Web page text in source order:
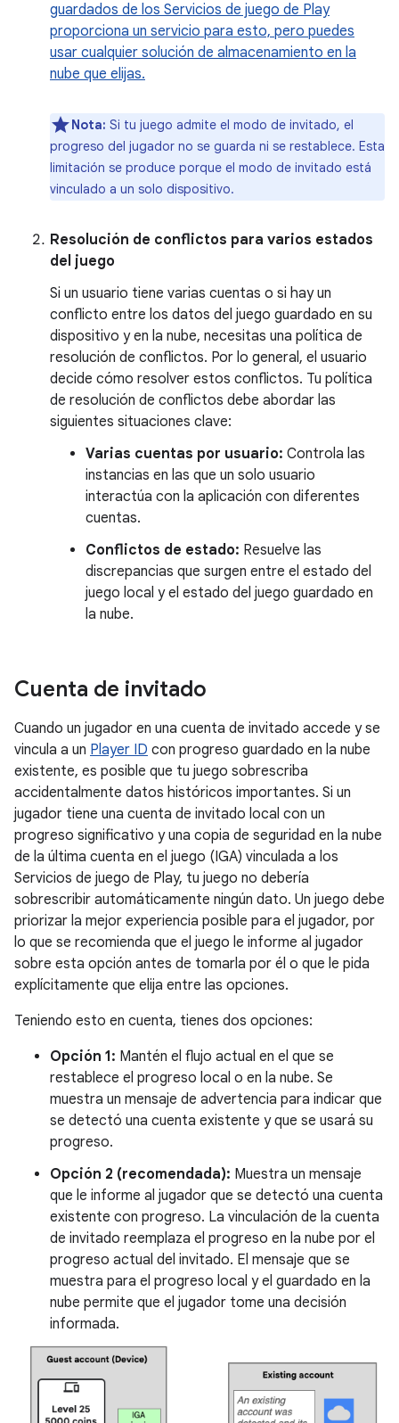
guardados de los Servicios de juego de Play
proporciona un servicio para esto, pero puedes
usar cualquier solución de almacenamiento en la
nube que elijas.
Nota: Si tu juego admite el modo de invitado, el
progreso del jugador no se guarda ni se restablece. Esta
limitación se produce porque el modo de invitado está
vinculado a un solo dispositivo.
Resolución de conflictos para varios estados
del juego
Si un usuario tiene varias cuentas o si hay un
conflicto entre los datos del juego guardado en su
dispositivo y en la nube, necesitas una política de
resolución de conflictos. Por lo general, el usuario
decide cómo resolver estos conflictos. Tu política
de resolución de conflictos debe abordar las
siguientes situaciones clave:
Varias cuentas por usuario: Controla las
instancias en las que un solo usuario
interactúa con la aplicación con diferentes
cuentas.
Conflictos de estado: Resuelve las
discrepancias que surgen entre el estado del
juego local y el estado del juego guardado en
la nube.
Cuenta de invitado
Cuando un jugador en una cuenta de invitado accede y se
vincula a un Player ID con progreso guardado en la nube
existente, es posible que tu juego sobrescriba
accidentalmente datos históricos importantes. Si un
jugador tiene una cuenta de invitado local con un
progreso significativo y una copia de seguridad en la nube
de la última cuenta en el juego (IGA) vinculada a los
Servicios de juego de Play, tu juego no debería
sobrescribir automáticamente ningún dato. Un juego debe
priorizar la mejor experiencia posible para el jugador, por
lo que se recomienda que el juego le informe al jugador
sobre esta opción antes de tomarla por él o que le pida
explícitamente que elija entre las opciones.
Teniendo esto en cuenta, tienes dos opciones:
Opción 1: Mantén el flujo actual en el que se
restablece el progreso local o en la nube. Se
muestra un mensaje de advertencia para indicar que
se detectó una cuenta existente y que se usará su
progreso.
Opción 2 (recomendada): Muestra un mensaje
que le informe al jugador que se detectó una cuenta
existente con progreso. La vinculación de la cuenta
de invitado reemplaza el progreso en la nube por el
progreso actual del invitado. El mensaje que se
muestra para el progreso local y el guardado en la
nube permite que el jugador tome una decisión
informada.